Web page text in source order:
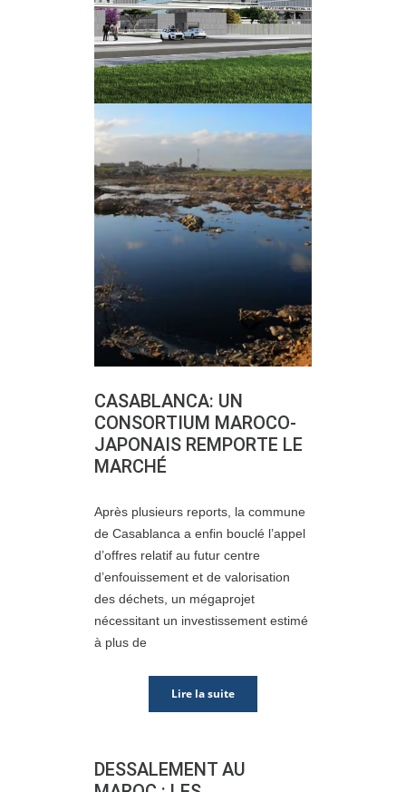
CASABLANCA: UN
CONSORTIUM MAROCO-
JAPONAIS REMPORTE LE
MARCHÉ
Après plusieurs reports, la commune
de Casablanca a enfin bouclé l’appel
d’offres relatif au futur centre
d’enfouissement et de valorisation
des déchets, un mégaprojet
nécessitant un investissement estimé
à plus de
Lire la suite
DESSALEMENT AU